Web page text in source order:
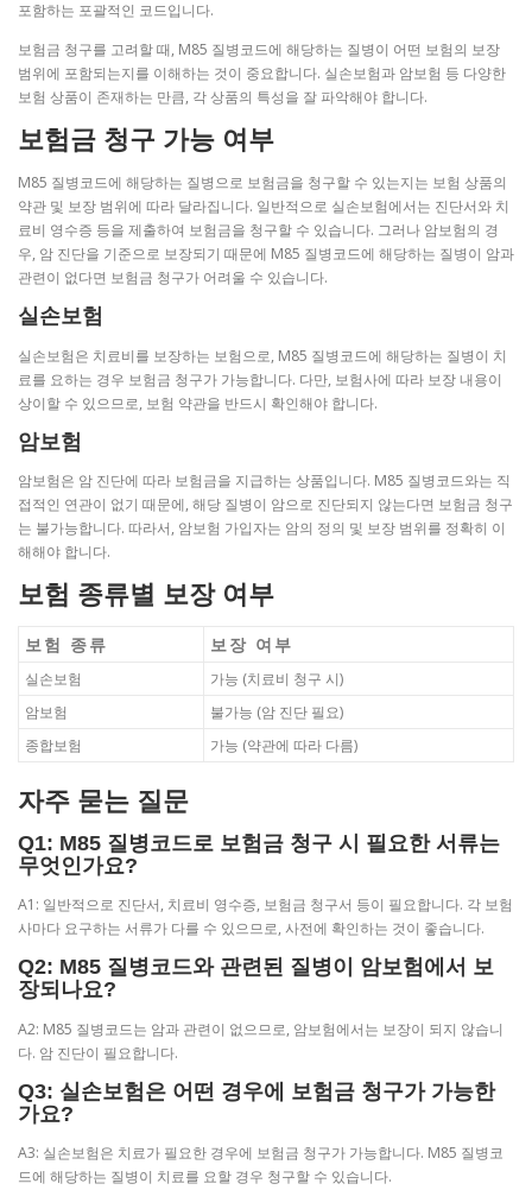
포함하는 포괄적인 코드입니다.
보험금 청구를 고려할 때, M85 질병코드에 해당하는 질병이 어떤 보험의 보장
범위에 포함되는지를 이해하는 것이 중요합니다. 실손보험과 암보험 등 다양한
보험 상품이 존재하는 만큼, 각 상품의 특성을 잘 파악해야 합니다.
보험금 청구 가능 여부
M85 질병코드에 해당하는 질병으로 보험금을 청구할 수 있는지는 보험 상품의
약관 및 보장 범위에 따라 달라집니다. 일반적으로 실손보험에서는 진단서와 치
료비 영수증 등을 제출하여 보험금을 청구할 수 있습니다. 그러나 암보험의 경
우, 암 진단을 기준으로 보장되기 때문에 M85 질병코드에 해당하는 질병이 암과
관련이 없다면 보험금 청구가 어려울 수 있습니다.
실손보험
실손보험은 치료비를 보장하는 보험으로, M85 질병코드에 해당하는 질병이 치
료를 요하는 경우 보험금 청구가 가능합니다. 다만, 보험사에 따라 보장 내용이
상이할 수 있으므로, 보험 약관을 반드시 확인해야 합니다.
암보험
암보험은 암 진단에 따라 보험금을 지급하는 상품입니다. M85 질병코드와는 직
접적인 연관이 없기 때문에, 해당 질병이 암으로 진단되지 않는다면 보험금 청구
는 불가능합니다. 따라서, 암보험 가입자는 암의 정의 및 보장 범위를 정확히 이
해해야 합니다.
보험 종류별 보장 여부
보험 종류 보장 여부
실손보험
가능 (치료비 청구 시)
암보험
불가능 (암 진단 필요)
종합보험
가능 (약관에 따라 다름)
자주 묻는 질문
Q1: M85 질병코드로 보험금 청구 시 필요한 서류는
무엇인가요?
A1: 일반적으로 진단서, 치료비 영수증, 보험금 청구서 등이 필요합니다. 각 보험
사마다 요구하는 서류가 다를 수 있으므로, 사전에 확인하는 것이 좋습니다.
Q2: M85 질병코드와 관련된 질병이 암보험에서 보
장되나요?
A2: M85 질병코드는 암과 관련이 없으므로, 암보험에서는 보장이 되지 않습니
다. 암 진단이 필요합니다.
Q3: 실손보험은 어떤 경우에 보험금 청구가 가능한
가요?
A3: 실손보험은 치료가 필요한 경우에 보험금 청구가 가능합니다. M85 질병코
드에 해당하는 질병이 치료를 요할 경우 청구할 수 있습니다.